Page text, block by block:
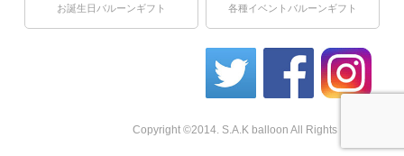
お誕生日バルーンギフト 各種イベントバルーンギフト
Copyright ©2014. S.A.K balloon All Rights Reserved.